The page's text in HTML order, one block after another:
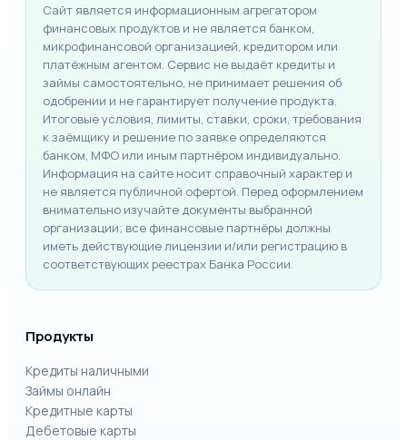
Сайт является информационным агрегатором
финансовых продуктов и не является банком,
микрофинансовой организацией, кредитором или
платёжным агентом. Сервис не выдаёт кредиты и
займы самостоятельно, не принимает решения об
одобрении и не гарантирует получение продукта.
Итоговые условия, лимиты, ставки, сроки, требования
к заёмщику и решение по заявке определяются
банком, МФО или иным партнёром индивидуально.
Информация на сайте носит справочный характер и
не является публичной офертой. Перед оформлением
внимательно изучайте документы выбранной
организации; все финансовые партнёры должны
иметь действующие лицензии и/или регистрацию в
соответствующих реестрах Банка России.
Продукты
Кредиты наличными
Займы онлайн
Кредитные карты
Дебетовые карты